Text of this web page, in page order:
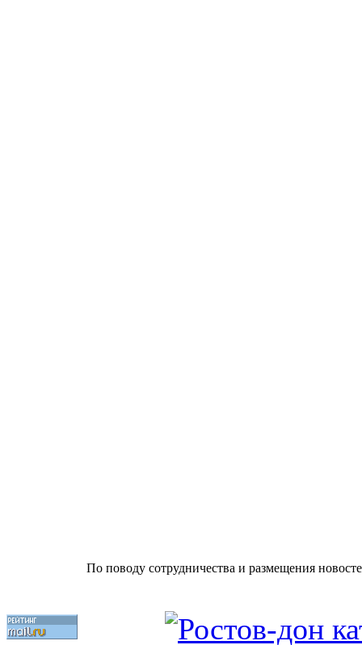
По поводу сотрудничества и размещения